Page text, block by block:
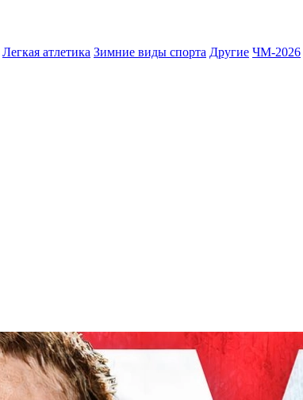
Легкая атлетика Зимние виды спорта Другие ЧМ-2026